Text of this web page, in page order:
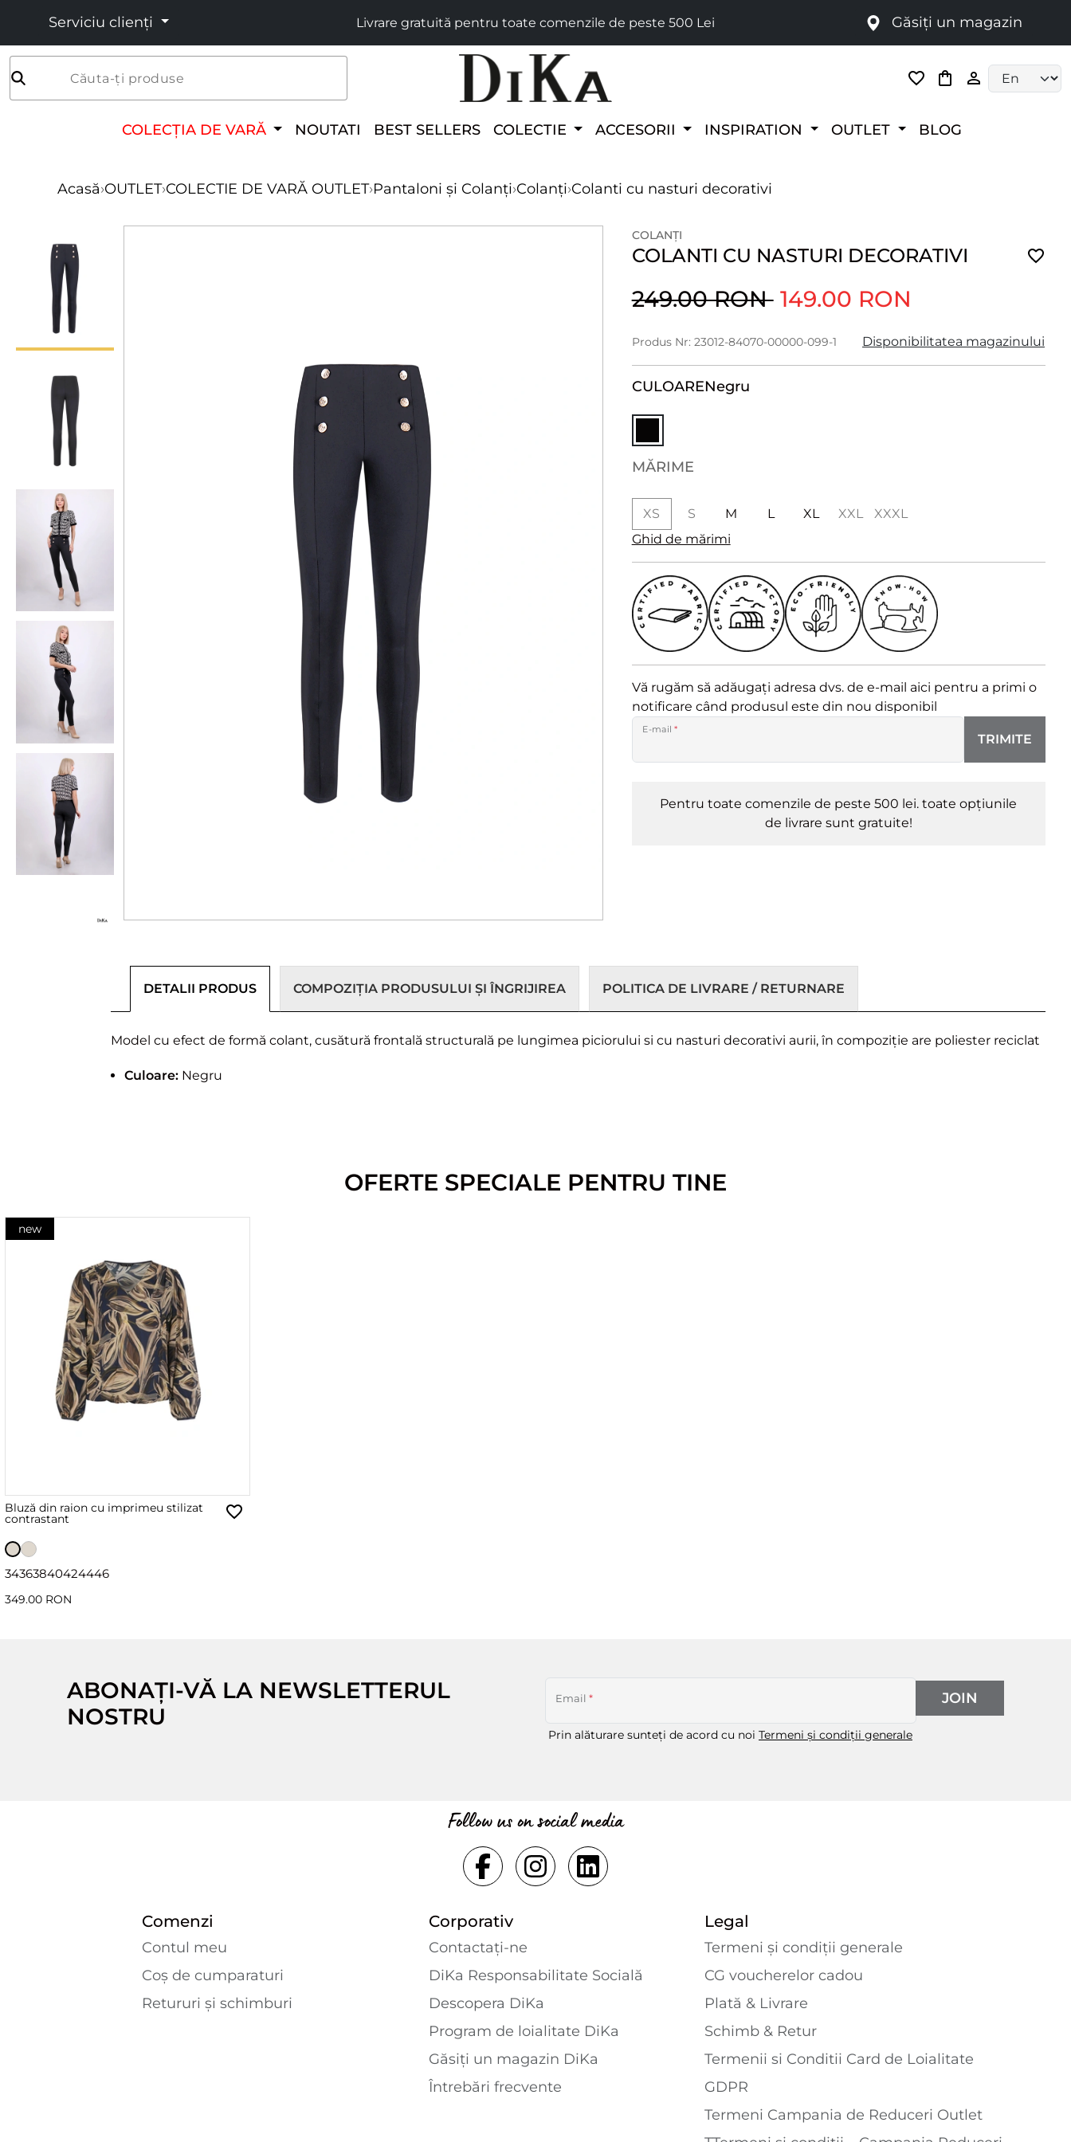
Serviciu clienți Livrare gratuită pentru toate comenzile de peste 500 Lei Găsiți un magazin
Căuta-ți produse
COLECȚIA DE VARĂ NOUTATI BEST SELLERS COLECTIE ACCESORII INSPIRATION OUTLET BLOG
Acasă›OUTLET›COLECTIE DE VARĂ OUTLET›Pantaloni și Colanți›Colanți›Colanti cu nasturi decorativi
COLANȚI
COLANTI CU NASTURI DECORATIVI
249.00 RON 149.00 RON
Produs Nr: 23012-84070-00000-099-1 Disponibilitatea magazinului
CULOARENegru
MĂRIME
XS S M L XL XXL
XXXL
Ghid de mărimi
Vă rugăm să adăugați adresa dvs. de e-mail aici pentru a primi o
notificare când produsul este din nou disponibil
E-mail *
TRIMITE
Pentru toate comenzile de peste 500 lei. toate opțiunile
de livrare sunt gratuite!
DETALII PRODUS COMPOZIȚIA PRODUSULUI ȘI ÎNGRIJIREA POLITICA DE LIVRARE / RETURNARE
Model cu efect de formă colant, cusătură frontală structurală pe lungimea piciorului si cu nasturi decorativi aurii, în compoziție are poliester reciclat
Culoare: Negru
OFERTE SPECIALE PENTRU TINE
new
Bluză din raion cu imprimeu stilizat
contrastant
34363840424446
349.00 RON
ABONAȚI-VĂ LA NEWSLETTERUL
NOSTRU
Email *
Prin alăturare sunteți de acord cu noi Termeni și condiții generale
JOIN
Follow us on social media
Comenzi
Contul meu
Coș de cumparaturi
Retururi și schimburi
Corporativ
Contactaţi-ne
DiKa Responsabilitate Socială
Descopera DiKa
Program de loialitate DiKa
Găsiți un magazin DiKa
Întrebări frecvente
Legal
Termeni și condiții generale
CG voucherelor cadou
Plată & Livrare
Schimb & Retur
Termenii si Conditii Card de Loialitate
GDPR
Termeni Campania de Reduceri Outlet